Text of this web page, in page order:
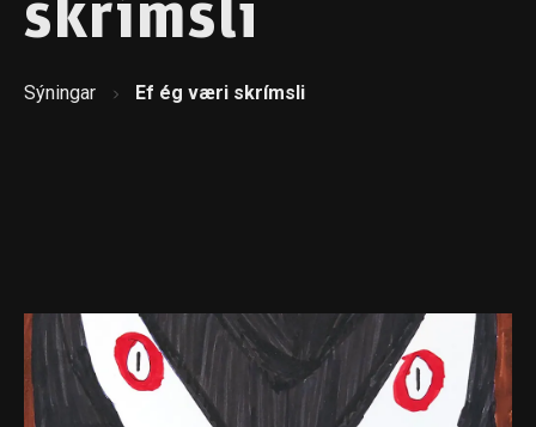
skrímsli
Sýningar Ef ég væri skrímsli